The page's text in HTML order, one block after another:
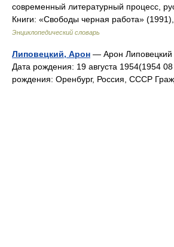
современный литературный процесс,
Книги: «Свободы черная работа»
Энциклопедический словарь
Липовецкий, Арон — Арон
Дата рождения: 19 августа 1954(1954
рождения: Оренбург, Россия, СССР